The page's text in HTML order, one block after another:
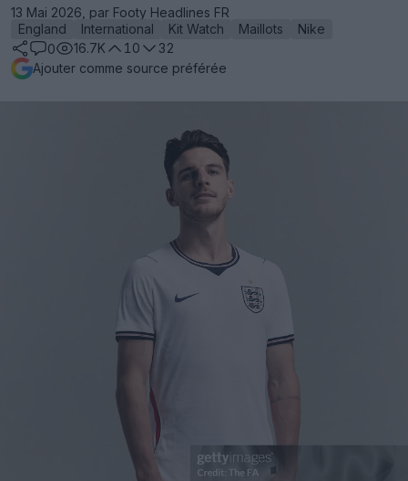
13 Mai 2026, par Footy Headlines FR
England
International Kit Watch Maillots
Nike
0
16.7K 10
32
Ajouter comme source préférée